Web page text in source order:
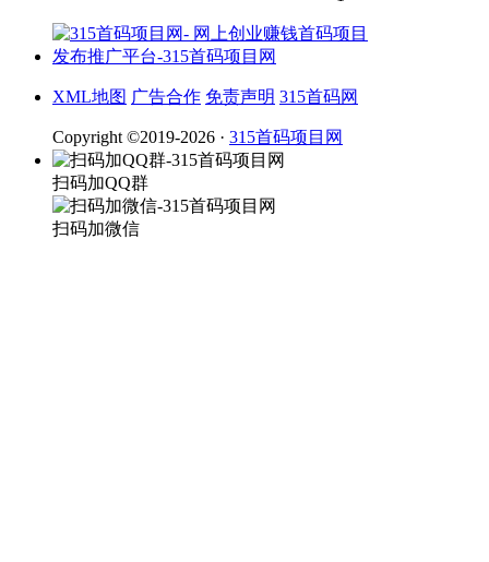
XML地图 广告合作 免责声明 315首码网
Copyright ©2019-2026 · 315首码项目网
扫码加QQ群
扫码加微信